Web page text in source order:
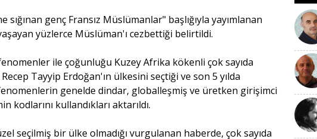
genç Fransız Müslümanlar" başlığıyla yayımlanan
yüzlerce Müslüman'ı cezbettiği belirtildi.
ile çoğunluğu Kuzey Afrika kökenli çok sayıda
Tayyip Erdoğan'ın ülkesini seçtiği ve son 5 yılda
genelde dindar, globalleşmiş ve üretken girişimci
kullandıkları aktarıldı.
seçilmiş bir ülke olmadığı vurgulanan haberde, çok sayıda